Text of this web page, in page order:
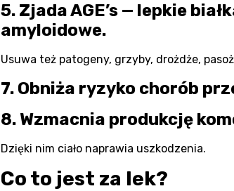
5. Zjada AGE’s — lepkie
amyloidowe.
Usuwa też patogeny, grzyby, drożdże,
7. Obniża ryzyko chorób
8. Wzmacnia produkcję
Dzięki nim ciało naprawia uszkodzenia.
Co to jest za lek?